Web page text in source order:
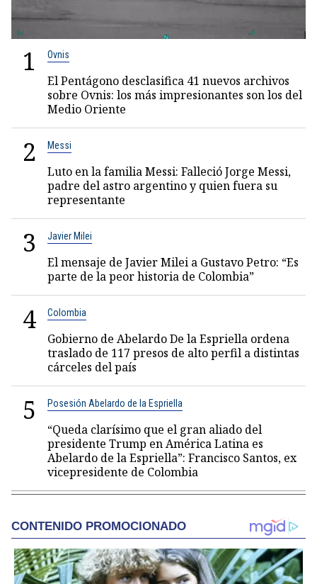
1 Ovnis
El Pentágono desclasifica 41 nuevos archivos
sobre Ovnis: los más impresionantes son los del
Medio Oriente
2 Messi
Luto en la familia Messi: Falleció Jorge Messi,
padre del astro argentino y quien fuera su
representante
3 Javier Milei
El mensaje de Javier Milei a Gustavo Petro: “Es
parte de la peor historia de Colombia”
4 Colombia
Gobierno de Abelardo De la Espriella ordena
traslado de 117 presos de alto perfil a distintas
cárceles del país
5 Posesión Abelardo de la Espriella
“Queda clarísimo que el gran aliado del
presidente Trump en América Latina es
Abelardo de la Espriella”: Francisco Santos, ex
vicepresidente de Colombia